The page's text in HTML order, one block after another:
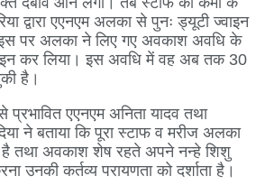
द्वारा एएनएम अलका से पुनः ड्यूटी ज्वाइन
पर अलका ने लिए गए अवकाश अवधि के
कर लिया। इस अवधि में वह अब तक 30
है।
प्रभावित एएनएम अनिता यादव तथा
ने बताया कि पूरा स्टाफ व मरीज अलका
है तथा अवकाश शेष रहते अपने नन्हे शिशु
उनकी कर्तव्य परायणता को दर्शाता है।